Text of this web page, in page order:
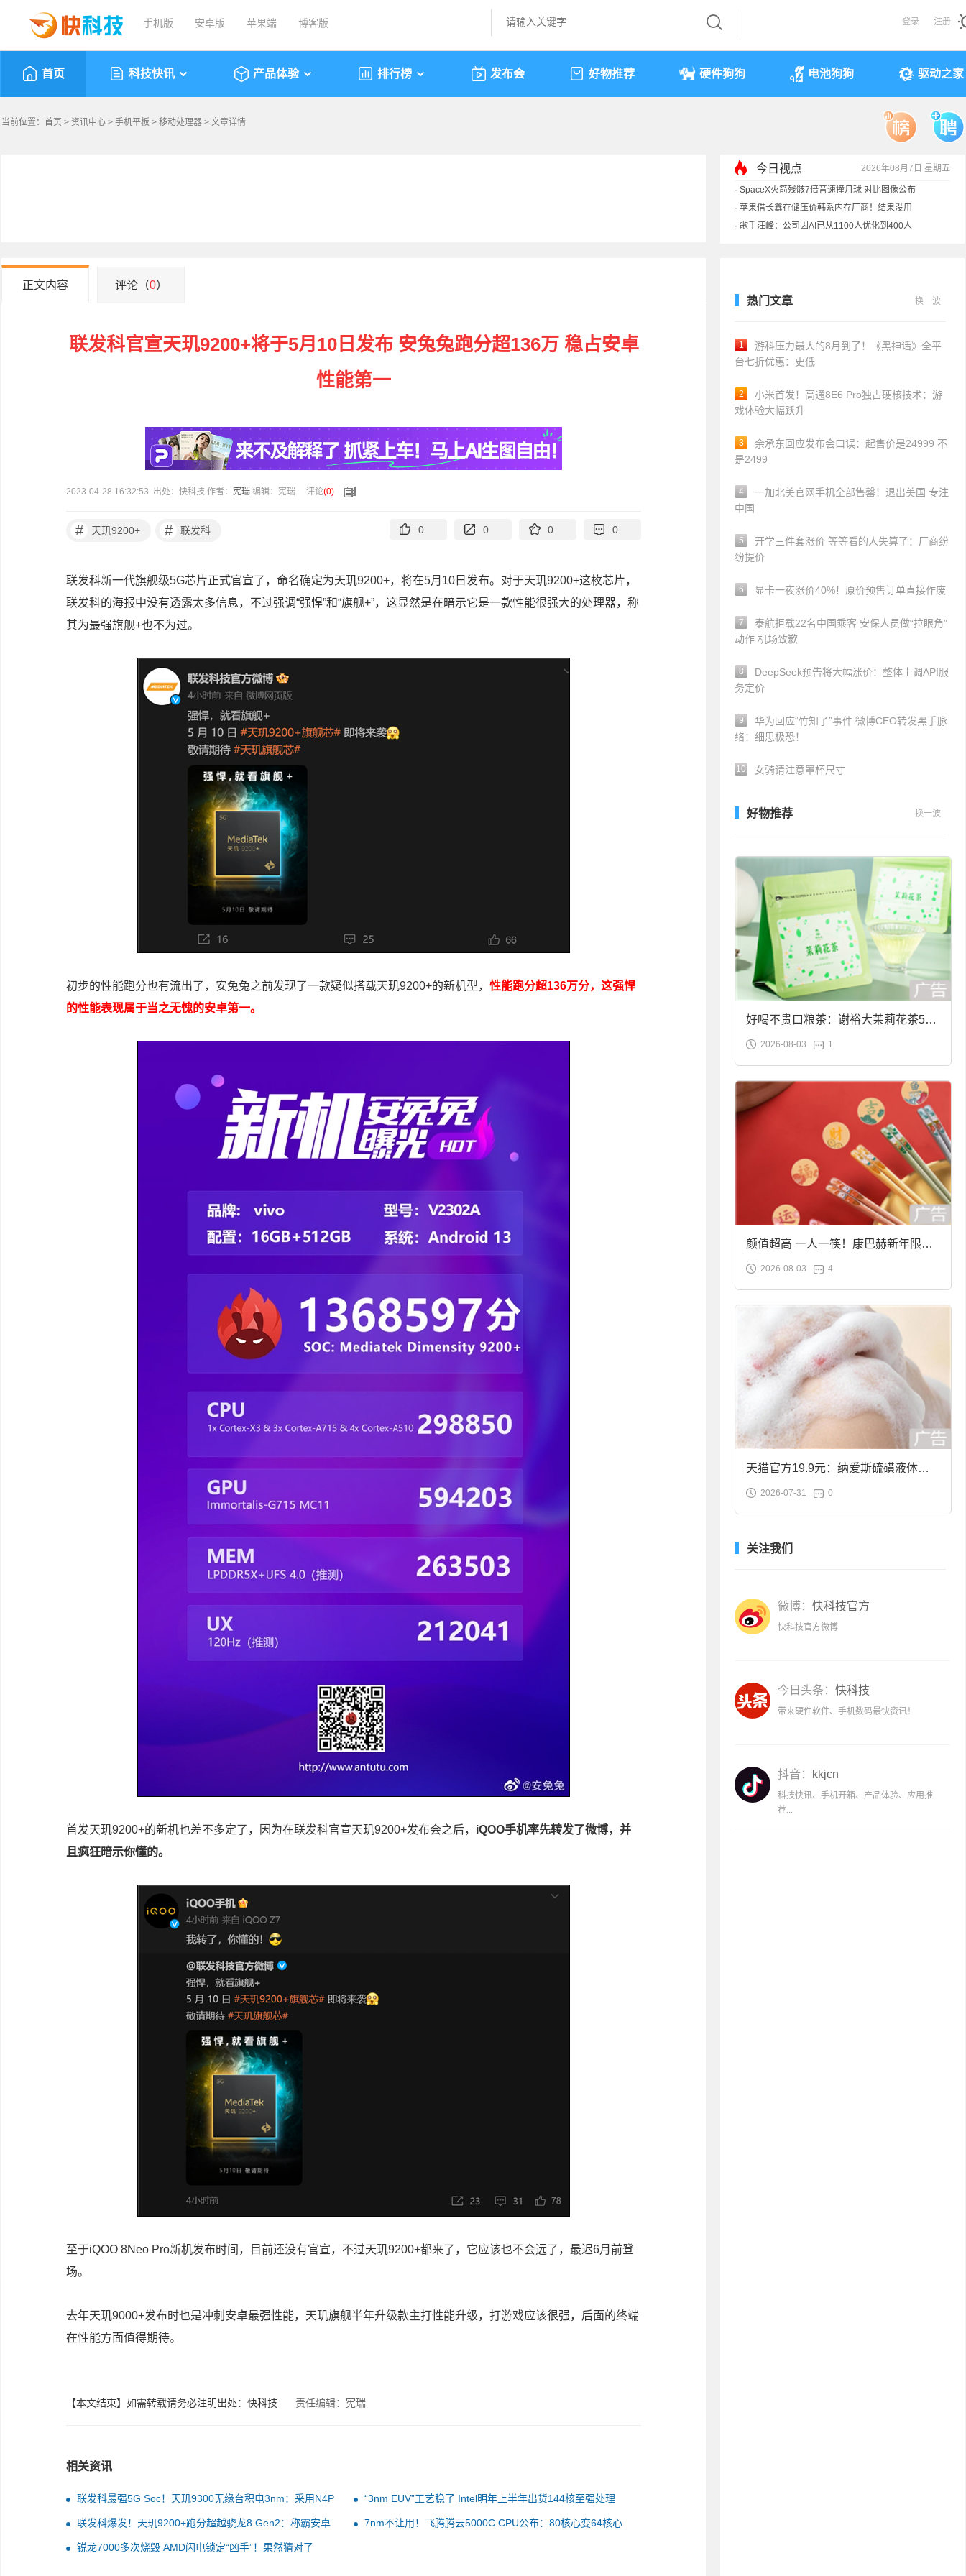
手机版 安卓版 苹果端 博客版 登录 注册
首页 科技快讯 产品体验 排行榜 发布会 好物推荐 硬件狗狗 电池狗狗 驱动之家
当前位置： 首页 > 资讯中心 > 手机平板 > 移动处理器 > 文章详情
今日视点 2026年08月7日 星期五
· SpaceX火箭残骸7倍音速撞月球 对比图像公布
· 苹果借长鑫存储压价韩系内存厂商！结果没用
· 歌手汪峰：公司因AI已从1100人优化到400人
正文内容 评论（0）
联发科官宣天玑9200+将于5月10日发布 安兔兔跑分超136万 稳占安卓
性能第一
2023-04-28 16:32:53 出处：快科技 作者： 宪瑞 编辑：宪瑞 评论(0)
# 天玑9200+ # 联发科 0 0 0 0
联发科新一代旗舰级5G芯片正式官宣了，命名确定为天玑9200+，将在5月10日发布。对于天玑9200+这枚芯片，
联发科的海报中没有透露太多信息，不过强调“强悍”和“旗舰+”，这显然是在暗示它是一款性能很强大的处理器，称
其为最强旗舰+也不为过。
初步的性能跑分也有流出了，安兔兔之前发现了一款疑似搭载天玑9200+的新机型， 性能跑分超136万分，这强悍
的性能表现属于当之无愧的安卓第一。
首发天玑9200+的新机也差不多定了，因为在联发科官宣天玑9200+发布会之后， iQOO手机率先转发了微博，并
且疯狂暗示你懂的。
至于iQOO 8Neo Pro新机发布时间，目前还没有官宣，不过天玑9200+都来了，它应该也不会远了，最迟6月前登
场。
去年天玑9000+发布时也是冲刺安卓最强性能，天玑旗舰半年升级款主打性能升级，打游戏应该很强，后面的终端
在性能方面值得期待。
【本文结束】如需转载请务必注明出处：快科技 责任编辑：宪瑞
相关资讯
联发科最强5G Soc！天玑9300无缘台积电3nm：采用N4P
工艺
“3nm EUV”工艺稳了 Intel明年上半年出货144核至强处理
器：超越Zen4
联发科爆发！天玑9200+跑分超越骁龙8 Gen2：称霸安卓
7nm不让用！飞腾腾云5000C CPU公布：80核心变64核心
锐龙7000多次烧毁 AMD闪电锁定“凶手”！果然猜对了
热门文章 换一波
1
游科压力最大的8月到了！《黑神话》全平
台七折优惠：史低
2
小米首发！高通8E6 Pro独占硬核技术：游
戏体验大幅跃升
3
余承东回应发布会口误：起售价是24999 不
是2499
4
一加北美官网手机全部售罄！退出美国 专注
中国
5
开学三件套涨价 等等看的人失算了：厂商纷
纷提价
6 显卡一夜涨价40%！原价预售订单直接作废
7
泰航拒载22名中国乘客 安保人员做“拉眼角”
动作 机场致歉
8
DeepSeek预告将大幅涨价：整体上调API服
务定价
9
华为回应“竹知了”事件 微博CEO转发黑手脉
络：细思极恐！
10 女骑请注意罩杯尺寸
好物推荐 换一波
好喝不贵口粮茶：谢裕大茉莉花茶50g
袋装9.9元到手
2026-08-03 1
颜值超高 一人一筷！康巴赫新年限定
合金筷子大促：19.9元
2026-08-03 4
天猫官方19.9元：纳爱斯硫磺液体香
皂2斤大促
2026-07-31 0
关注我们
微博： 快科技官方
快科技官方微博
今日头条： 快科技
带来硬件软件、手机数码最快资讯！
抖音： kkjcn
科技快讯、手机开箱、产品体验、应用推
荐...